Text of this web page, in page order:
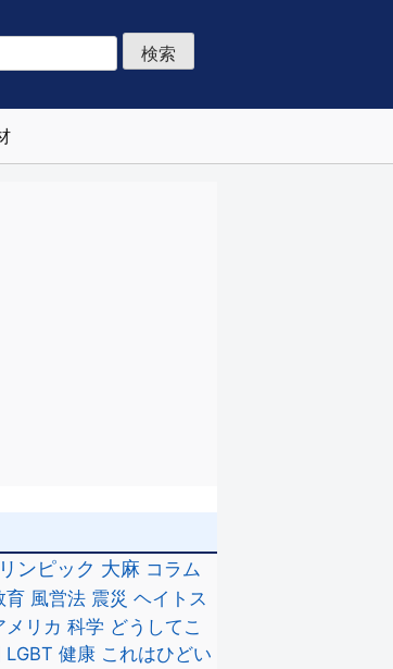
ンピック 大麻 コラム
育 風営法 震災 ヘイトス
メリカ 科学 どうしてこ
LGBT 健康 これはひどい